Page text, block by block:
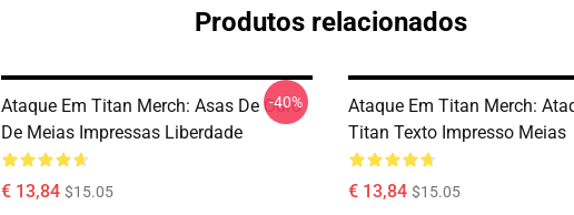
Produtos relacionados
Ataque Em Titan Merch: Asas De Ouro
De Meias Impressas Liberdade
€ 13,84 $15.05
-40%
Ataque Em Titan Merch:
Titan Texto Impresso Meias
€ 13,84 $15.05